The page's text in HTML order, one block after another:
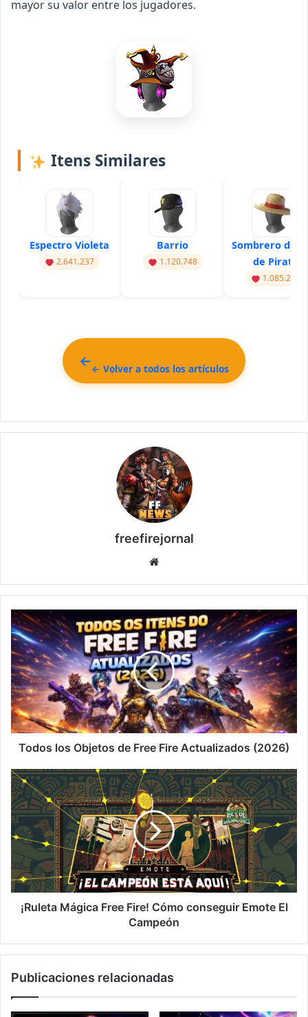
mayor su valor entre los jugadores.
Itens Similares
Espectro Violeta
2.641.237
Barrio
1.120.748
Sombrero de
de Pirata
1.085.291
← Volver a todos los artículos
freefirejornal
Todos
los
Objetos
de
Free
Fire
Actualizados
(2026)
Todos los Objetos de Free Fire Actualizados (2026)
¡Ruleta
Mágica
Free
Fire!
Cómo
conseguir
Emote
El
Campeón
¡Ruleta Mágica Free Fire! Cómo conseguir Emote El
Campeón
Publicaciones relacionadas